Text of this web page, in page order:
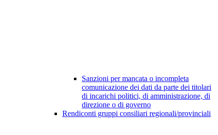
Sanzioni per mancata o incompleta
comunicazione dei dati da parte dei titolari
di incarichi politici, di amministrazione, di
direzione o di governo
Rendiconti gruppi consiliari regionali/provinciali